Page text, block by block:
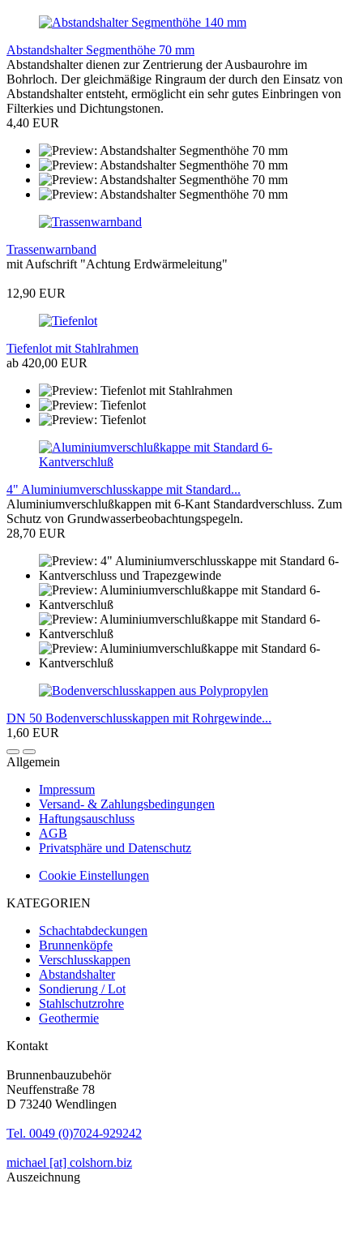
Abstandshalter Segmenthöhe 70 mm
Abstandshalter dienen zur Zentrierung der Ausbaurohre im
Bohrloch. Der gleichmäßige Ringraum der durch den Einsatz von
Abstandshalter entsteht, ermöglicht ein sehr gutes Einbringen von
Filterkies und Dichtungstonen.
4,40 EUR
Trassenwarnband
mit Aufschrift "Achtung Erdwärmeleitung"
12,90 EUR
Tiefenlot mit Stahlrahmen
ab 420,00 EUR
4" Aluminiumverschlusskappe mit Standard...
Aluminiumverschlußkappen mit 6-Kant Standardverschluss. Zum
Schutz von Grundwasserbeobachtungspegeln.
28,70 EUR
DN 50 Bodenverschlusskappen mit Rohrgewinde...
1,60 EUR
Allgemein
Impressum
Versand- & Zahlungsbedingungen
Haftungsauschluss
AGB
Privatsphäre und Datenschutz
Cookie Einstellungen
KATEGORIEN
Schachtabdeckungen
Brunnenköpfe
Verschlusskappen
Abstandshalter
Sondierung / Lot
Stahlschutzrohre
Geothermie
Kontakt
Brunnenbauzubehör
Neuffenstraße 78
D 73240 Wendlingen
Tel. 0049 (0)7024-929242
michael [at] colshorn.biz
Auszeichnung